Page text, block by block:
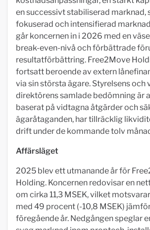
en successivt stabiliserad marknad,
fokuserad och intensifierad
går koncernen in i 2026 med en
break-even-nivå och förbättrade
resultatförbättring. Free2Move
fortsatt beroende av extern
via sin största ägare. Styrelsens och
direktörens samlade bedömning är
baserat på vidtagna åtgärder och
ägaråtaganden, har tillräcklig
drift under de kommande tolv
Affärsläget
2025 blev ett utmanande år för
Holding. Koncernen redovisar en
om cirka 11,3 MSEK, vilket
med 49 procent (-10,8 MSEK)
föregående år. Nedgången speglar